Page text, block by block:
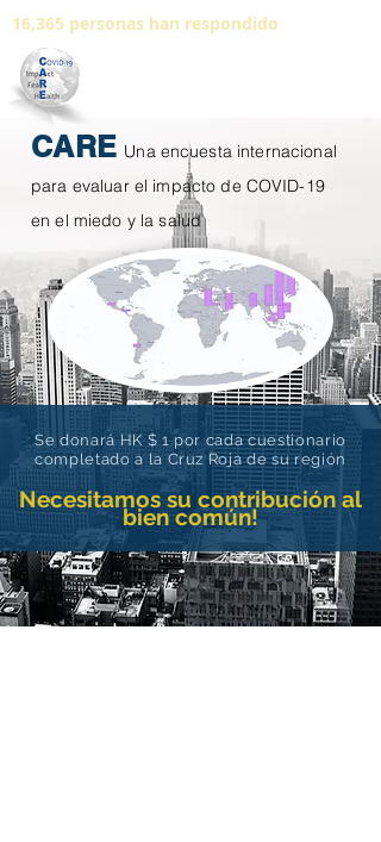
16,365 personas han respondido
CARE Una encuesta internacional
para evaluar el impacto de COVID-19
en el miedo y la salud
Se donará HK $ 1 por cada cuestionario
completado a la Cruz Roja de su región
Necesitamos su contribución al
bien común!